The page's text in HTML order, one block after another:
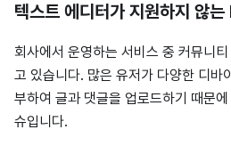
텍스트 에디터가 지원하지 않
회사에서 운영하는 서비스 중 커뮤니
고 있습니다. 많은 유저가 다양한 디바
부하여 글과 댓글을 업로드하기 때문
슈입니다.